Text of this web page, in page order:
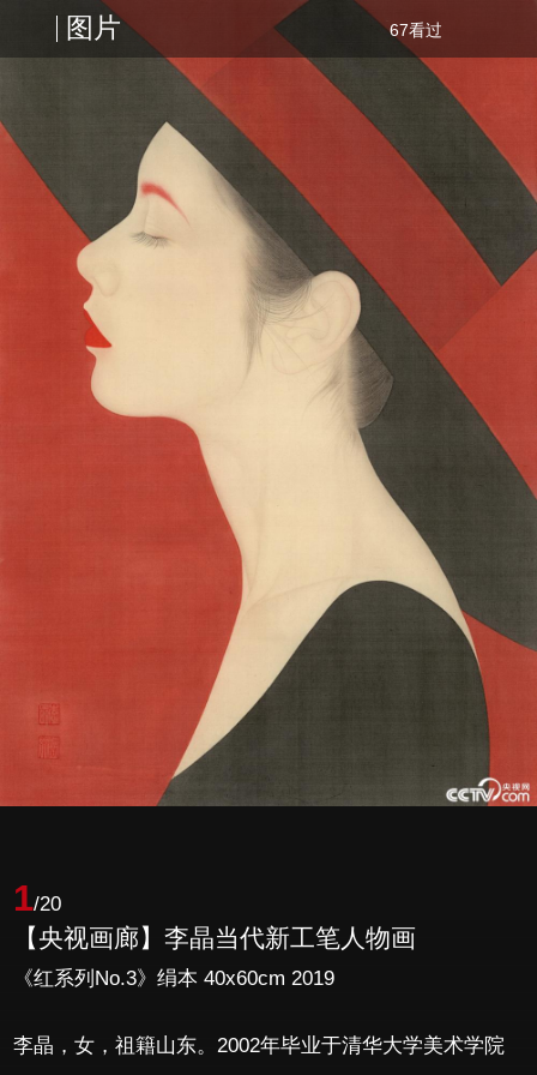
图片 67看过
1/20
【央视画廊】李晶当代新工笔人物画
《红系列No.3》绢本 40x60cm 2019
李晶，女，祖籍山东。2002年毕业于清华大学美术学院